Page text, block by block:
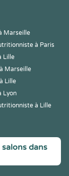
Marseille
à Paris
Lille
Marseille
Lille
Lyon
à Lille
dans